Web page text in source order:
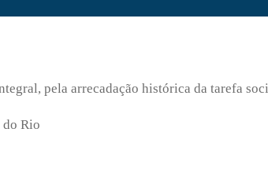
pela arrecadação histórica da tarefa
do Rio